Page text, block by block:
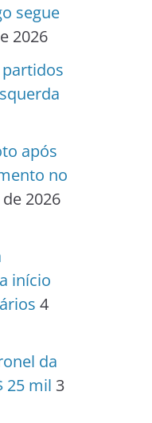
segue
2026
após
no
2026
início
4
da
25 mil 3